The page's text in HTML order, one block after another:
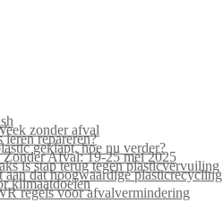
zonder afval
leren repareren?
geklapt, hoe nu verder?
Afval: 19-25 mei 2025
is stap terug tegen plasticvervuiling
dat hoogwaardige plasticrecycling
klimaatdoelen
regels voor afvalvermindering